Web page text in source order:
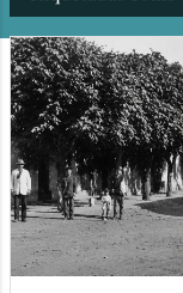
n
t
r
a
d
a